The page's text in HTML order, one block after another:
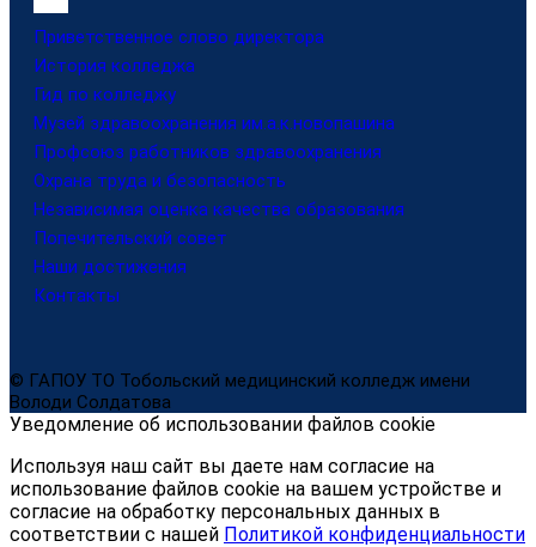
Приветственное слово директора
История колледжа
Гид по колледжу
Музей здравоохранения им.а.к.новопашина
Профсоюз работников здравоохранения
Охрана труда и безопасность
Независимая оценка качества образования
Попечительский совет
Наши достижения
Контакты
© ГАПОУ ТО Тобольский медицинский колледж имени
Володи Солдатова
Уведомление об использовании файлов cookie
Используя наш сайт вы даете нам согласие на
использование файлов cookie на вашем устройстве и
согласие на обработку персональных данных в
соответствии с нашей Политикой конфиденциальности